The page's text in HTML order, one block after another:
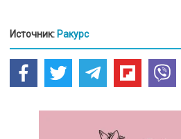
Источник: Ракурс